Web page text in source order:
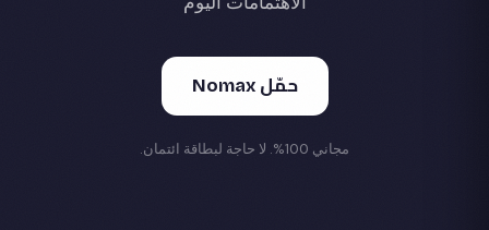
حمّل Nomax
مجاني 100%. لا حاجة لبطاقة ائتمان.